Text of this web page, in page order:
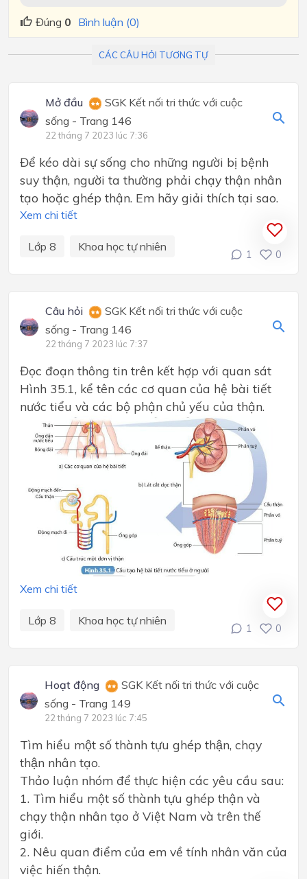
Đúng 0 Bình luận (0)
CÁC CÂU HỎI TƯƠNG TỰ
Mở đầu
SGK Kết nối tri thức với cuộc
sống - Trang 146
22 tháng 7 2023 lúc 7:36
Để kéo dài sự sống cho những người bị bệnh
suy thận, người ta thường phải chạy thận nhân
tạo hoặc ghép thận. Em hãy giải thích tại sao.
Xem chi tiết
Lớp 8 Khoa học tự nhiên
1 0
Câu hỏi
SGK Kết nối tri thức với cuộc
sống - Trang 146
22 tháng 7 2023 lúc 7:37
Đọc đoạn thông tin trên kết hợp với quan sát
Hình 35.1, kể tên các cơ quan của hệ bài tiết
nước tiểu và các bộ phận chủ yếu của thận.
Xem chi tiết
Lớp 8 Khoa học tự nhiên
1 0
Hoạt động
SGK Kết nối tri thức với cuộc
sống - Trang 149
22 tháng 7 2023 lúc 7:45
Tìm hiểu một số thành tựu ghép thận, chạy
thận nhân tạo.
Thảo luận nhóm để thực hiện các yêu cầu sau:
1. Tìm hiểu một số thành tựu ghép thận và
chạy thận nhân tạo ở Việt Nam và trên thế
giới.
2. Nêu quan điểm của em về tính nhân văn của
việc hiến thận.